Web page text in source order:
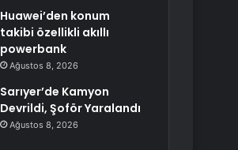
Huawei’den konum
takibi özellikli akıllı
powerbank
Ağustos 8, 2026
Sarıyer’de Kamyon
Devrildi, Şoför Yaralandı
Ağustos 8, 2026